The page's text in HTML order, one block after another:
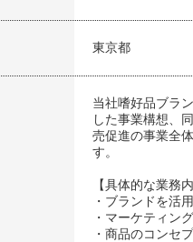
東京都
当社嗜好品ブラ
した事業構想、
売促進の事業全
す。
【具体的な業務内
・ブランドを活
・マーケティン
・商品のコンセ